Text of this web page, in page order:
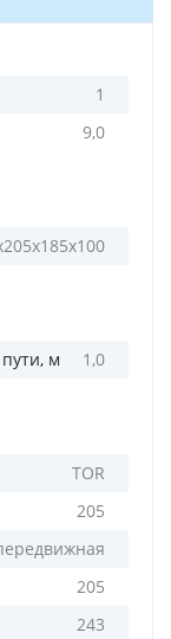
1
9,0
м 1,0
TOR
205
205
243